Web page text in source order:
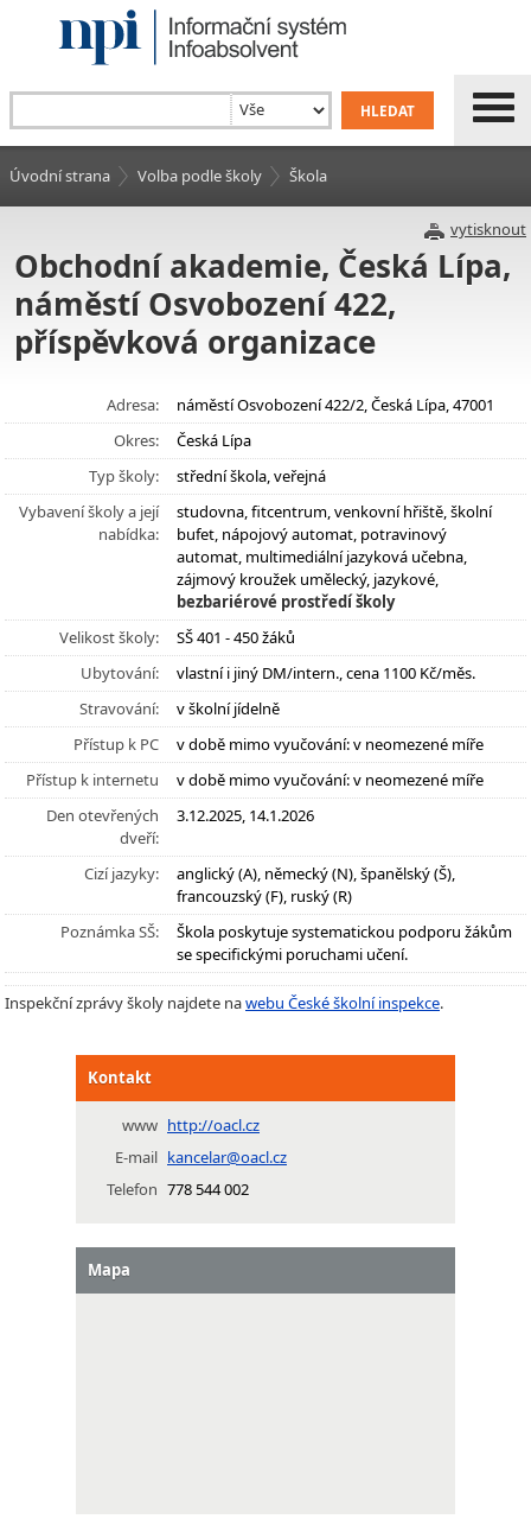
Úvodní strana Volba podle školy Škola
vytisknout
Obchodní akademie, Česká Lípa,
náměstí Osvobození 422,
příspěvková organizace
Adresa:
náměstí Osvobození 422/2, Česká Lípa, 47001
Okres:
Česká Lípa
Typ školy:
střední škola, veřejná
Vybavení školy a její
nabídka:
studovna, fitcentrum, venkovní hřiště, školní
bufet, nápojový automat, potravinový
automat, multimediální jazyková učebna,
zájmový kroužek umělecký, jazykové,
bezbariérové prostředí školy
Velikost školy:
SŠ 401 - 450 žáků
Ubytování:
vlastní i jiný DM/intern., cena 1100 Kč/měs.
Stravování:
v školní jídelně
Přístup k PC
v době mimo vyučování: v neomezené míře
Přístup k internetu
v době mimo vyučování: v neomezené míře
Den otevřených
dveří:
3.12.2025, 14.1.2026
Cizí jazyky:
anglický (A), německý (N), španělský (Š),
francouzský (F), ruský (R)
Poznámka SŠ:
Škola poskytuje systematickou podporu žákům
se specifickými poruchami učení.
Inspekční zprávy školy najdete nawebu České školní inspekce.
Kontakt
www http://oacl.cz
E-mail kancelar@oacl.cz
Telefon 778 544 002
Mapa